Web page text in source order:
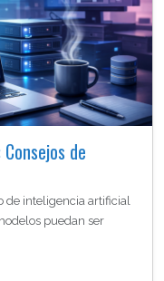
de
de inteligencia artificial
puedan ser